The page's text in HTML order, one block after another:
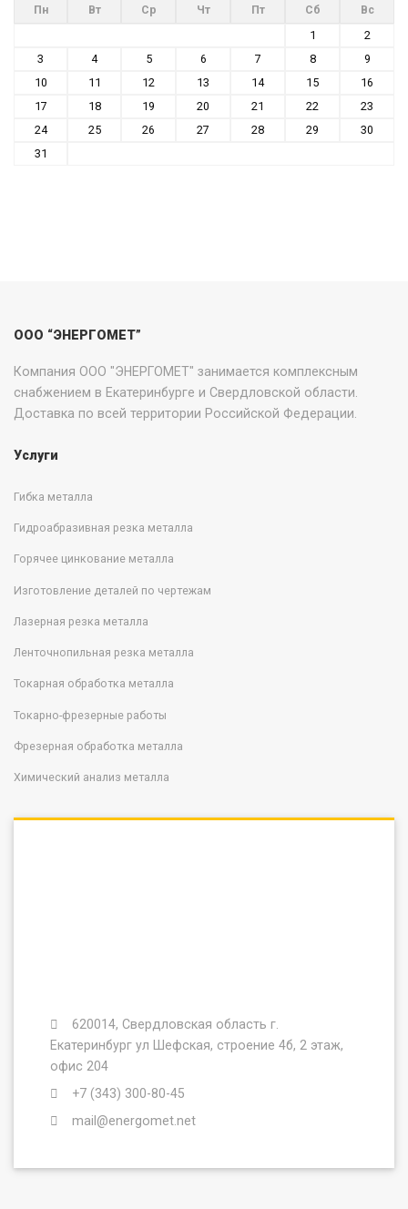
Пн
Вт Ср Чт Пт Сб
Вс
1
2
3
4 5 6 7 8
9
10
11 12 13 14 15
16
17
18 19 20 21 22
23
24
25 26 27 28 29
30
31
ООО “ЭНЕРГОМЕТ”
Компания ООО "ЭНЕРГОМЕТ" занимается комплексным
снабжением в Екатеринбурге и Свердловской области.
Доставка по всей территории Российской Федерации.
Услуги
Гибка металла
Гидроабразивная резка металла
Горячее цинкование металла
Изготовление деталей по чертежам
Лазерная резка металла
Ленточнопильная резка металла
Токарная обработка металла
Токарно-фрезерные работы
Фрезерная обработка металла
Химический анализ металла
620014, Свердловская область г.
Екатеринбург ул Шефская, строение 4б, 2 этаж,
офис 204
+7 (343) 300-80-45
mail@energomet.net